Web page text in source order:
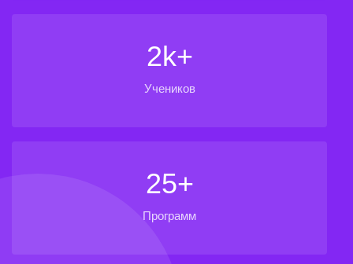
2k+
Учеников
25+
Программ